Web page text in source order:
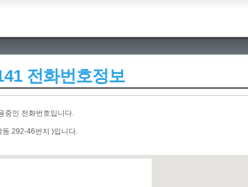
전화번호정보
중인 전화번호입니다.
동 292-46번지 )입니다.